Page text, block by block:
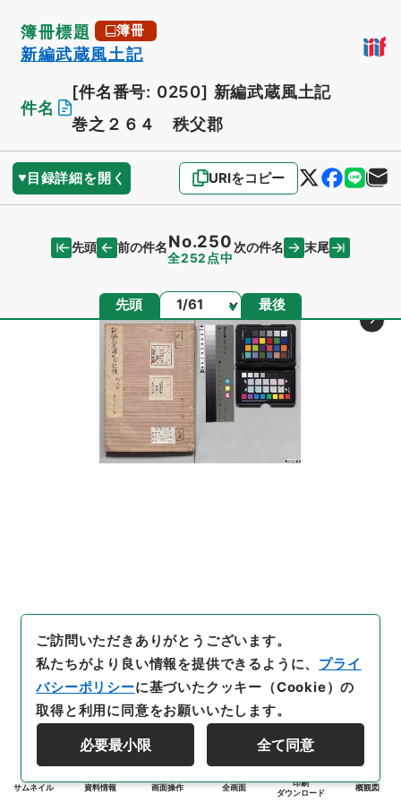
簿冊標題 簿冊
新編武蔵風土記
件名
[件名番号: 0250] 新編武蔵風土記
巻之２６４ 秩父郡
目録詳細を開く URIをコピー
先頭 前の件名No.250
全252点中
次の件名 末尾
先頭 ページ 最後
サムネイル 資料情報 画面操作 全画面
印刷
ダウンロード
概観図
ご訪問いただきありがとうございます。
私たちがより良い情報を提供できるように、 プライ
バシーポリシーに基づいたクッキー（Cookie）の
取得と利用に同意をお願いいたします。
必要最小限 全て同意